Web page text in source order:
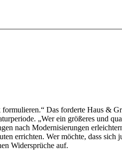
Das forderte Haus &
„Wer ein größeres und
nach Moderni­sierungen
errichten. Wer möchte, dass
Wider­sprüche auf.